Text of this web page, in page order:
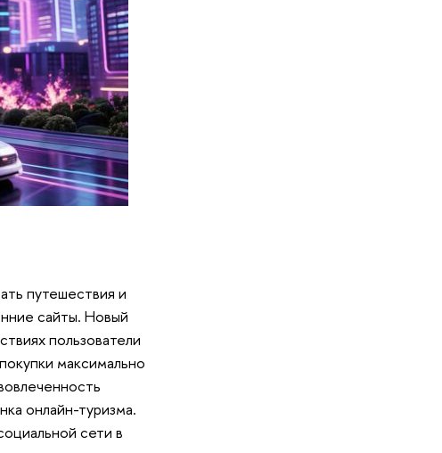
путешествия и
сайты. Новый
пользователи
максимально
онлайн-туризма.
сети в